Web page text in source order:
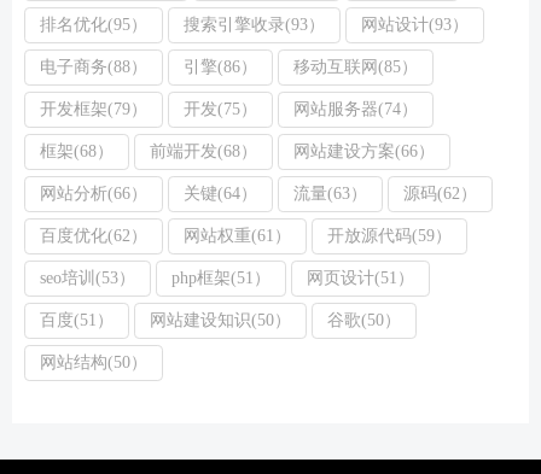
排名优化(95） 搜索引擎收录(93） 网站设计(93）
电子商务(88） 引擎(86） 移动互联网(85）
开发框架(79） 开发(75） 网站服务器(74）
框架(68） 前端开发(68） 网站建设方案(66）
网站分析(66） 关键(64） 流量(63） 源码(62）
百度优化(62） 网站权重(61） 开放源代码(59）
seo培训(53） php框架(51） 网页设计(51）
百度(51） 网站建设知识(50） 谷歌(50）
网站结构(50）